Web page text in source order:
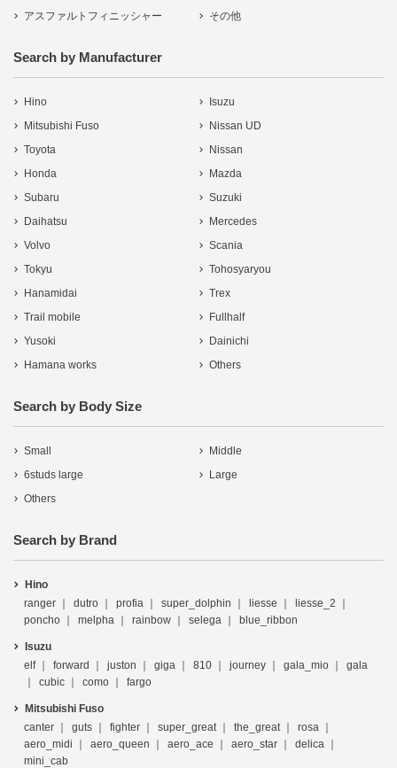
アスファルトフィニッシャー
その他
Search by Manufacturer
Hino
Isuzu
Mitsubishi Fuso
Nissan UD
Toyota
Nissan
Honda
Mazda
Subaru
Suzuki
Daihatsu
Mercedes
Volvo
Scania
Tokyu
Tohosyaryou
Hanamidai
Trex
Trail mobile
Fullhalf
Yusoki
Dainichi
Hamana works
Others
Search by Body Size
Small
Middle
6studs large
Large
Others
Search by Brand
Hino
ranger
dutro profia super_dolphin liesse
liesse_2
poncho
melpha rainbow selega blue_ribbon
Isuzu
elf
forward juston giga 810 journey gala_mio
gala
cubic
como fargo
Mitsubishi Fuso
canter
guts fighter super_great the_great
rosa
aero_midi
aero_queen aero_ace aero_star
delica
mini_cab